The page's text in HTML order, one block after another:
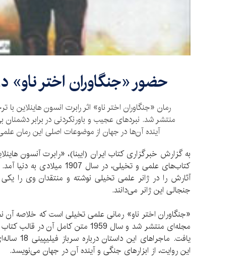
حضور «جنگاوران اختر ناو»
رمان «جنگاوران اختر ناو» اثر رابرت انسون هاینلاین با
منتشر شد. نبردهای عجیب و باورنکردنی در برابر دشمنان
آینده آن‌ها در جهان از موضوعات اصلی این رمان
به گزارش خبرگزاری کتاب ایران (ایبنا)، «رابرت آنسون
كتاب‌های علمی و تخیلی، در سال
آثارش را در ژانر علمی تخیلی نوشته و منتقدان وی را یکی
جنجالی این ژانر می‌دانند.
«جنگاوران اختر ناو» رمانی علمی تخیلی است که خلاصه آن
مجله‌ای منتشر شد و سال 1959 متن کامل
یافت.
این روایت، از ابزارهای جنگی و آینده آن در جهان می‌نویسد.